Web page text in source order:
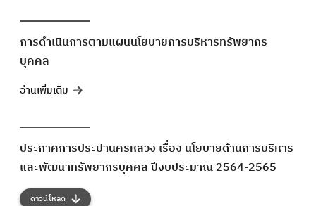
การดำเนินการตามแผนนโยบายการบริหารทรัพยากร
บุคคล
อ่านเพิ่มเติม
ประกาศการประปานครหลวง เรื่อง นโยบายด้านการบริหาร
และพัฒนาทรัพยากรบุคคล ปีงบประมาณ 2564-2565
ดาวน์โหลด